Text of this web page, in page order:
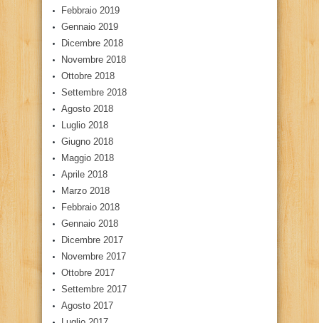
Febbraio 2019
Gennaio 2019
Dicembre 2018
Novembre 2018
Ottobre 2018
Settembre 2018
Agosto 2018
Luglio 2018
Giugno 2018
Maggio 2018
Aprile 2018
Marzo 2018
Febbraio 2018
Gennaio 2018
Dicembre 2017
Novembre 2017
Ottobre 2017
Settembre 2017
Agosto 2017